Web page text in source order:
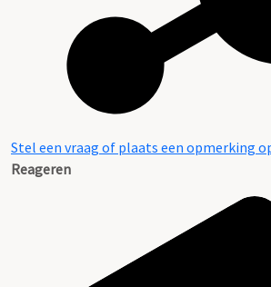
Stel een vraag of plaats een opmerking
Reageren